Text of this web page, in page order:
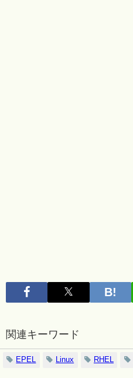
関連キーワード
EPEL Linux RHEL